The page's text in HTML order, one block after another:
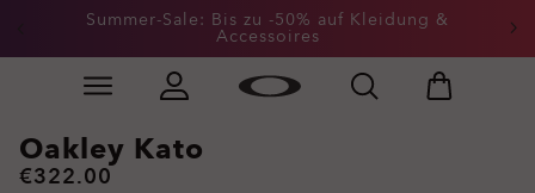
Skip to
Summer-Sale: Bis zu -50% auf Kleidung &
Accessoires
Slide 2 of 3. Summer-Sale: Bis zu -50% auf Kleidung &
Oakley Kato
€322.00